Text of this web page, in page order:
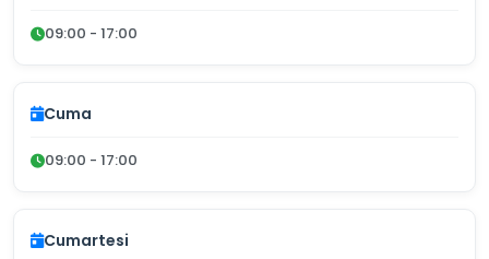
09:00 - 17:00
Cuma
09:00 - 17:00
Cumartesi